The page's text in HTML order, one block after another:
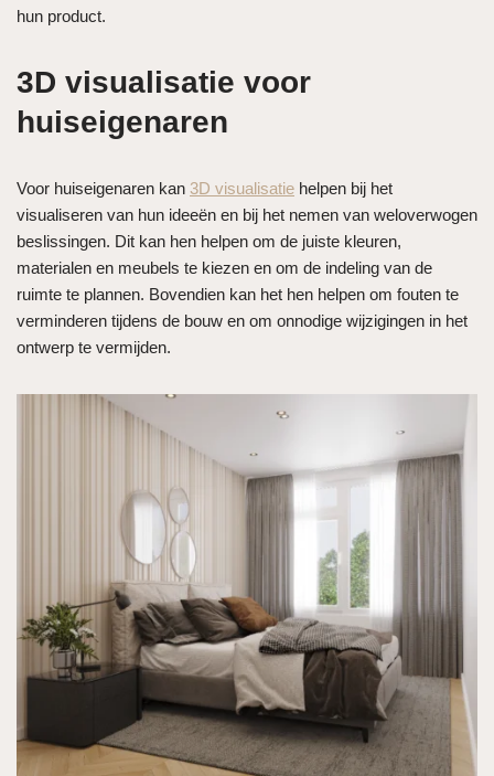
hun product.
3D visualisatie voor
huiseigenaren
Voor huiseigenaren kan 3D visualisatie helpen bij het
visualiseren van hun ideeën en bij het nemen van weloverwogen
beslissingen. Dit kan hen helpen om de juiste kleuren,
materialen en meubels te kiezen en om de indeling van de
ruimte te plannen. Bovendien kan het hen helpen om fouten te
verminderen tijdens de bouw en om onnodige wijzigingen in het
ontwerp te vermijden.